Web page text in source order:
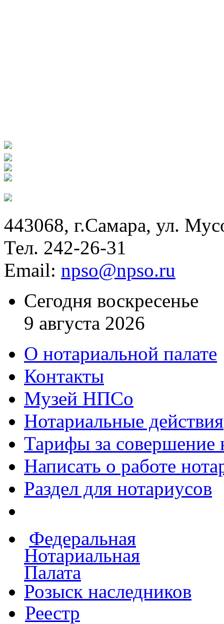
443068, г.Самара, ул.
Тел. 242-26-31
Email: npso@npso.ru
Сегодня воскресенье
9 августа 2026
О нотариальной палате
Контакты
Музей НПСо
Нотариальные действия
Тарифы за совершение
Написать о работе
Раздел для нотариусов
Федеральная
Нотариальная
Палата
Розыск наследников
Реестр